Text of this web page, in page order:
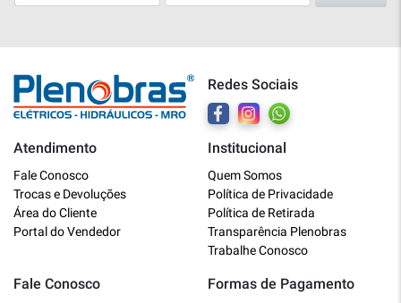
Redes Sociais
Atendimento
Fale Conosco
Trocas e Devoluções
Área do Cliente
Portal do Vendedor
Institucional
Quem Somos
Política de Privacidade
Política de Retirada
Transparência Plenobras
Trabalhe Conosco
Fale Conosco Formas de Pagamento
Online
Bem vindo a Plenobras! Aqui você
encontra toda a linha de materiais